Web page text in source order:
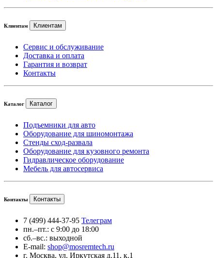
Клиентам Клиентам
Сервис и обслуживание
Доставка и оплата
Гарантия и возврат
Контакты
Каталог Каталог
Подъемники для авто
Оборудование для шиномонтажа
Стенды сход-развала
Оборудование для кузовного ремонта
Гидравлическое оборудование
Мебель для автосервиса
Контакты Контакты
7 (499) 444-37-95 Телеграм
пн.–пт.: с 9:00 до 18:00
сб.–вс.: выходной
E-mail: shop@mosremtech.ru
г. Москва, ул. Иркутская д.11, к.1